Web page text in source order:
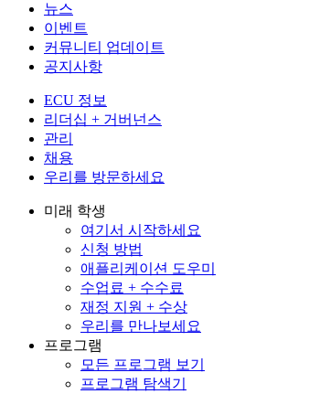
뉴스
이벤트
커뮤니티 업데이트
공지사항
ECU 정보
리더십 + 거버넌스
관리
채용
우리를 방문하세요
미래 학생
여기서 시작하세요
신청 방법
애플리케이션 도우미
수업료 + 수수료
재정 지원 + 수상
우리를 만나보세요
프로그램
모든 프로그램 보기
프로그램 탐색기